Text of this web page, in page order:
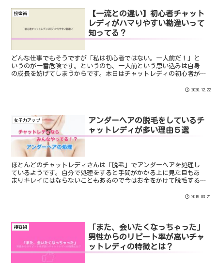
接客術
【一流との違い】初心者チャット
レディがハマりやすい勘違いって
知ってる？
どんな仕事でもそうですが「私は初心者ではない。一人前だ！」と
いうのが一番危険です。というのも、一人前という思い込みは自身
の成長を妨げてしまうからです。本日はチャットレディの初心者が
2020.12.22
女子力アップ
アンダーヘアの脱毛をしているチ
ャットレディが多い理由５選
ほとんどのチャットレディさんは「脱毛」でアンダーヘアを処理し
ているようです。自分で処理をすると手間がかかる上に見た目もあ
まりキレイにはならないこともあるので今はお金をかけて脱毛する
2019.03.21
接客術
「また、会いたくなっちゃった」
男性からのリピート率が高いチャ
ットレディの特徴とは？